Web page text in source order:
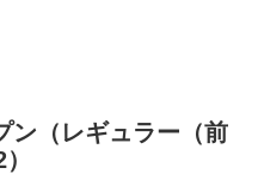
ン（レギュラー（前